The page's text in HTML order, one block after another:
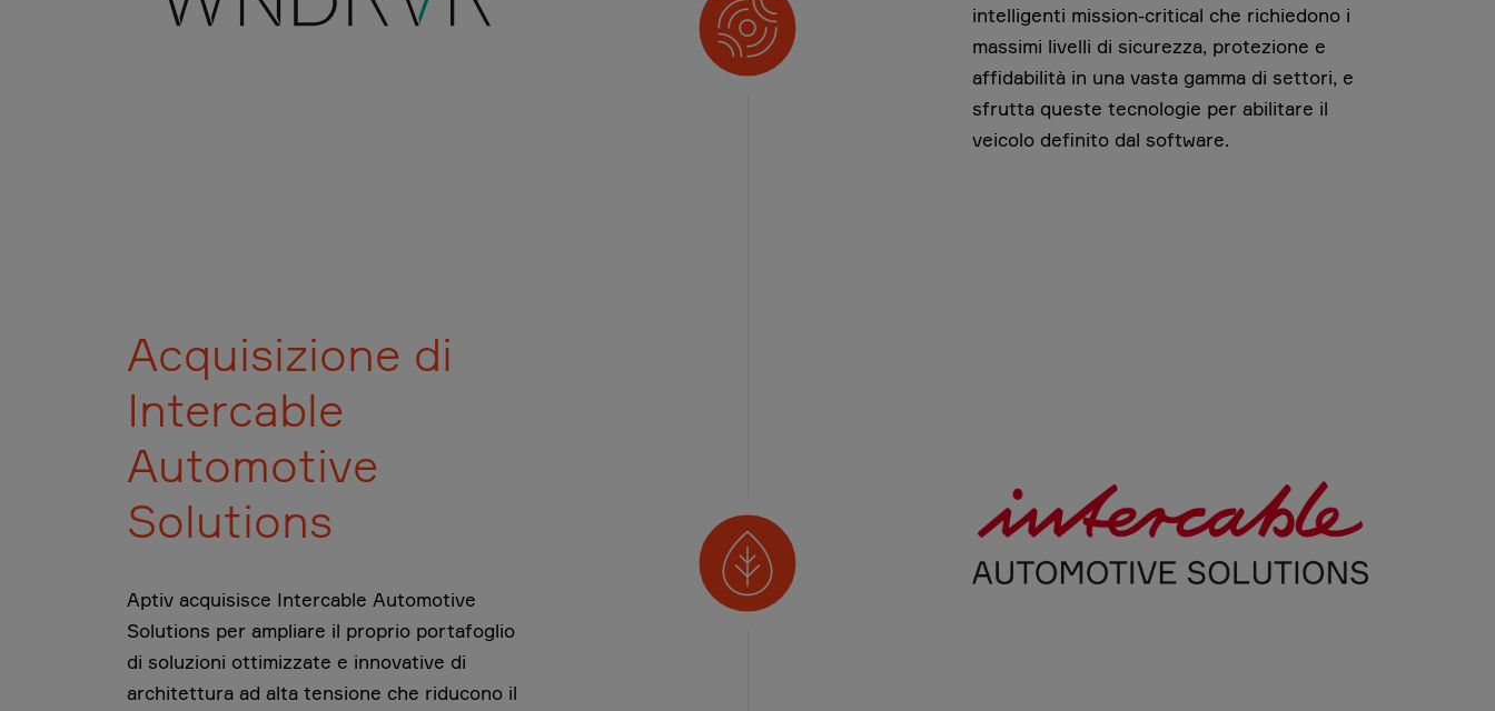
intelligenti mission-critical che richiedono i
massimi livelli di sicurezza, protezione e
affidabilità in una vasta gamma di settori, e
sfrutta queste tecnologie per abilitare il
veicolo definito dal software.
Acquisizione di
Intercable
Automotive
Solutions
Aptiv acquisisce Intercable Automotive
Solutions per ampliare il proprio portafoglio
di soluzioni ottimizzate e innovative di
architettura ad alta tensione che riducono il